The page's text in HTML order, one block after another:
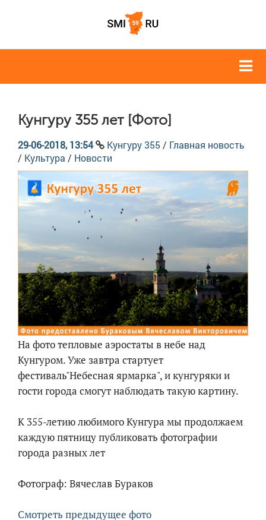
Кунгуру 355 лет [Фото]
29-06-2018, 13:54 Кунгуру 355 / Главная новость
/ Культура / Новости
На фото тепловые аэростаты в небе над
Кунгуром. Уже завтра стартует
фестиваль"Небесная ярмарка", и кунгуряки и
гости города смогут наблюдать такую картину.
К 355-летию любимого Кунгура мы продолжаем
каждую пятницу публиковать фотографии
города разных лет
Фотограф: Вячеслав Бураков
Смотреть предыдущее фото